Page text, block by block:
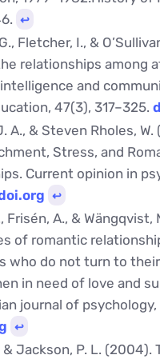
↩︎
Fletcher, I., &
relationships among
and
47(3), 317–325.
A., & Steven Rholes, W.
Stress, and
Current opinion in
↩︎
Frisén, A., & Wängqvist,
of romantic
who do not turn to
in need of love and
journal of psychology,
↩︎
Jackson, P. L. (2004).